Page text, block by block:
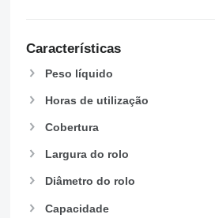
Características
Peso líquido
Horas de utilização
Cobertura
Largura do rolo
Diâmetro do rolo
Capacidade